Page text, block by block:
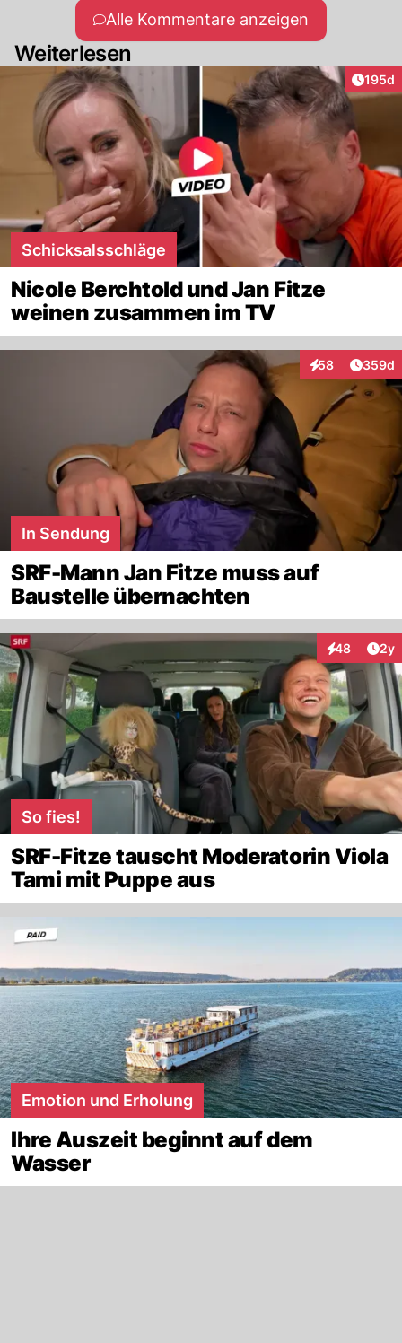
Alle Kommentare anzeigen
Weiterlesen
195d
Schicksalsschläge
Nicole Berchtold und Jan Fitze
weinen zusammen im TV
58
Interaktionen
359d
In Sendung
SRF-Mann Jan Fitze muss auf
Baustelle übernachten
48
Interaktionen
2y
So fies!
SRF-Fitze tauscht Moderatorin Viola
Tami mit Puppe aus
Emotion und Erholung
Ihre Auszeit beginnt auf dem
Wasser